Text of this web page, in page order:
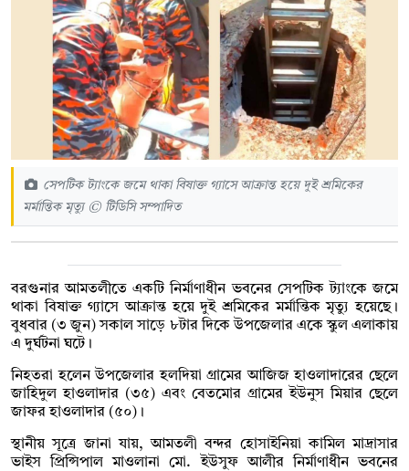
সেপটিক ট্যাংকে জমে থাকা বিষাক্ত গ্যাসে আক্রান্ত হয়ে দুই শ্রমিকের
মর্মান্তিক মৃত্যু © টিডিসি সম্পাদিত
বরগুনার আমতলীতে একটি নির্মাণাধীন ভবনের সেপটিক ট্যাংকে জমে
থাকা বিষাক্ত গ্যাসে আক্রান্ত হয়ে দুই শ্রমিকের মর্মান্তিক মৃত্যু হয়েছে।
বুধবার (৩ জুন) সকাল সাড়ে ৮টার দিকে উপজেলার একে স্কুল এলাকায়
এ দুর্ঘটনা ঘটে।
নিহতরা হলেন উপজেলার হলদিয়া গ্রামের আজিজ হাওলাদারের ছেলে
জাহিদুল হাওলাদার (৩৫) এবং বেতমোর গ্রামের ইউনুস মিয়ার ছেলে
জাফর হাওলাদার (৫০)।
স্থানীয় সূত্রে জানা যায়, আমতলী বন্দর হোসাইনিয়া কামিল মাদ্রাসার
ভাইস প্রিন্সিপাল মাওলানা মো. ইউসুফ আলীর নির্মাণাধীন ভবনের